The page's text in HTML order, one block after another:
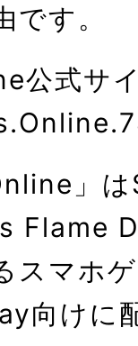
す。
公式サ
」は
Flame
スマホ
向けに